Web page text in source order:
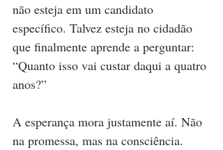
não esteja em um candidato
específico. Talvez esteja no cidadão
que finalmente aprende a perguntar:
“Quanto isso vai custar daqui a quatro
anos?”
A esperança mora justamente aí. Não
na promessa, mas na consciência.